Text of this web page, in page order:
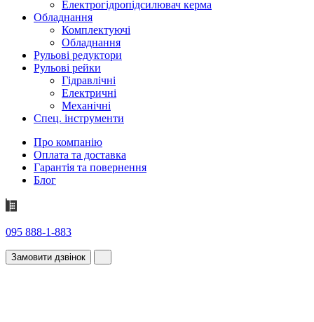
Електрогідропідсилювач керма
Обладнання
Комплектуючі
Обладнання
Рульові редуктори
Рульові рейки
Гідравлічні
Електричні
Механічні
Спец. інструменти
Про компанію
Оплата та доставка
Гарантія та повернення
Блог
095 888-1-883
Замовити дзвінок